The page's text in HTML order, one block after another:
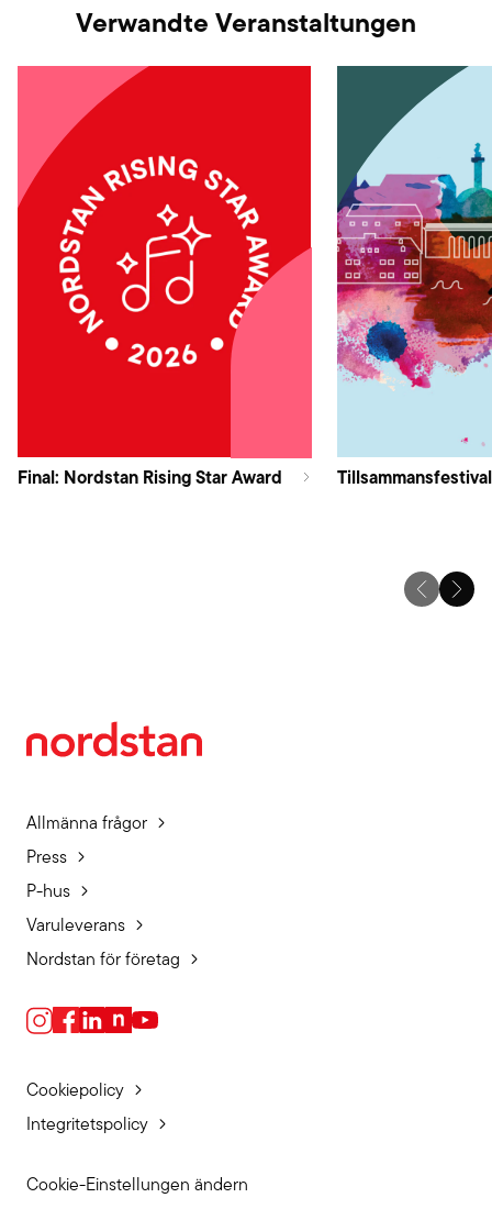
Verwandte Veranstaltungen
Final: Nordstan Rising Star Award
Allmänna frågor
Press
P-hus
Varuleverans
Nordstan för företag
Cookiepolicy
Integritetspolicy
Cookie-Einstellungen ändern